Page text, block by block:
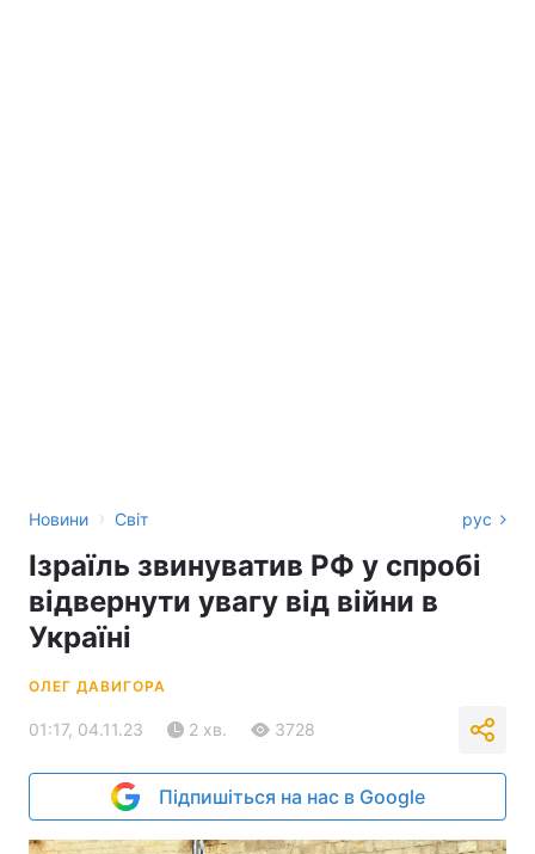
Новини › Світ рус
Ізраїль звинуватив РФ у спробі
відвернути увагу від війни в
Україні
ОЛЕГ ДАВИГОРА
01:17, 04.11.23 2 хв. 3728
Підпишіться на нас в Google